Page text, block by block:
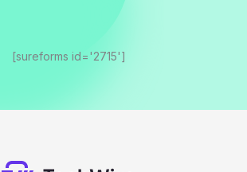
[sureforms id='2715']